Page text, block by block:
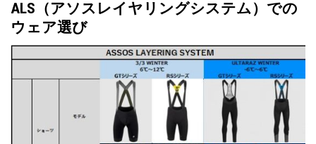
ALS（アソスレイヤリングシステム）での
ウェア選び